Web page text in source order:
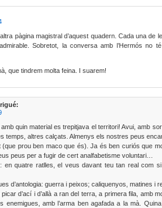
pàgina magistral d’aquest quadern. Cada una de
Sobretot, la conversa amb l’Hermós no té
que tindrem molta feina. I suarem!
quin material es trepitjava el territori! Avui, amb
temps, altres calçats. Almenys els nostres peus
(que prou ben maco que és). Ja és ben curiós que
peus per a fugir de cert analfabetisme voluntari…
en quatre ratlles, el veus davant teu tan real com
d’antologia: guerra i peixos; caliquenyos, matines i
d’ací i d’allà a ran del terra, a primera fila, amb
enemigues, amb l’arma ben agafada a la mà.